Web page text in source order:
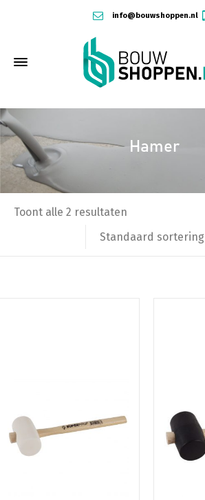
info@bouwshoppen.nl
Hamer
Toont alle 2 resultaten
Standaard sortering